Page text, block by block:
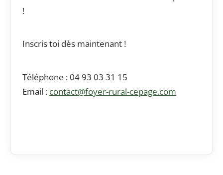
!
Inscris toi dès maintenant !
Téléphone : 04 93 03 31 15
Email : contact@foyer-rural-cepage.com